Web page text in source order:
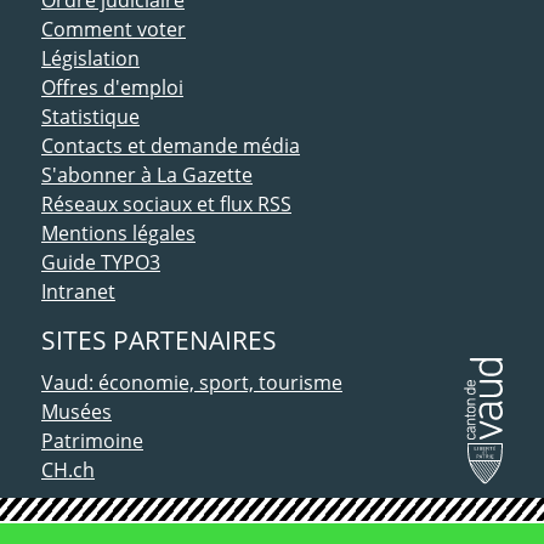
Comment voter
Législation
Offres d'emploi
Statistique
Contacts et demande média
S'abonner à La Gazette
Réseaux sociaux et flux RSS
Mentions légales
Guide TYPO3
Intranet
SITES PARTENAIRES
Vaud: économie, sport, tourisme
Musées
Patrimoine
CH.ch